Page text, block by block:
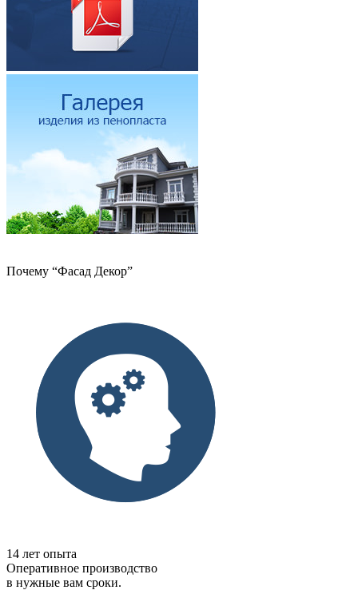
Почему “Фасад Декор”
14 лет опыта
Оперативное производство
в нужные вам сроки.